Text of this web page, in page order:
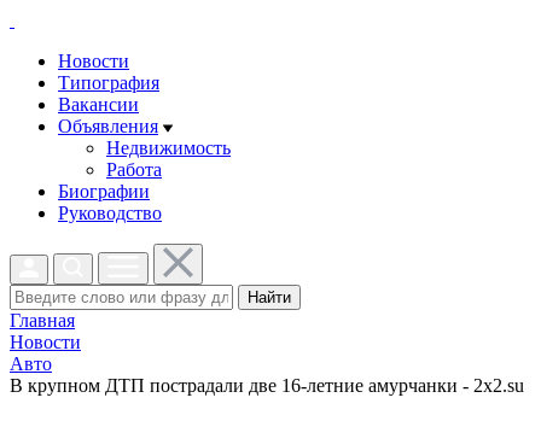
Новости
Типография
Вакансии
Объявления
Недвижимость
Работа
Биографии
Руководство
Найти
Главная
Новости
Авто
В крупном ДТП пострадали две 16-летние амурчанки - 2x2.su